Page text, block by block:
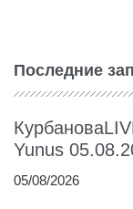
Последние
Yunus
05/08/2026